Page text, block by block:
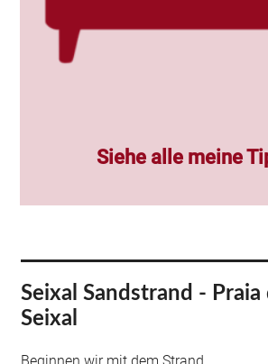
Siehe alle meine
Seixal Sandstrand -
Seixal